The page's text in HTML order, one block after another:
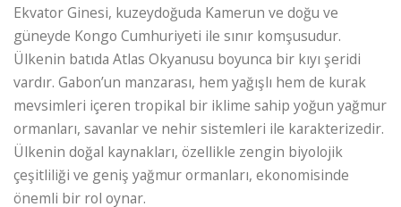
Ekvator Ginesi, kuzeydoğuda Kamerun ve doğu ve
güneyde Kongo Cumhuriyeti ile sınır komşusudur.
Ülkenin batıda Atlas Okyanusu boyunca bir kıyı şeridi
vardır. Gabon’un manzarası, hem yağışlı hem de kurak
mevsimleri içeren tropikal bir iklime sahip yoğun yağmur
ormanları, savanlar ve nehir sistemleri ile karakterizedir.
Ülkenin doğal kaynakları, özellikle zengin biyolojik
çeşitliliği ve geniş yağmur ormanları, ekonomisinde
önemli bir rol oynar.